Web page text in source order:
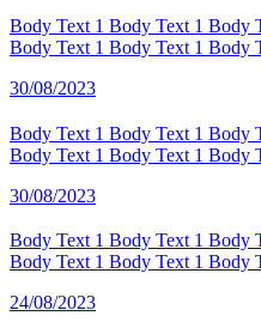
Body Text 1 Body Text 1 Body
Body Text 1 Body Text 1 Body
30/08/2023
Body Text 1 Body Text 1 Body
Body Text 1 Body Text 1 Body
30/08/2023
Body Text 1 Body Text 1 Body
Body Text 1 Body Text 1 Body
24/08/2023